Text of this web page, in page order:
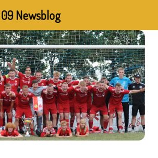
Newsblog